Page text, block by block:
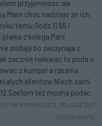
przyjemnosc ale
choc nadzieje ze ich
temu.Godz.11.55 i
z kolega.Pani
podaja bo zaczynaja o
zacznie nalewac to poda o
z kumpel a rzeznia
klientow.Niech sami
tez mozna podac.
na komentarz, musisz być
zalogowany.